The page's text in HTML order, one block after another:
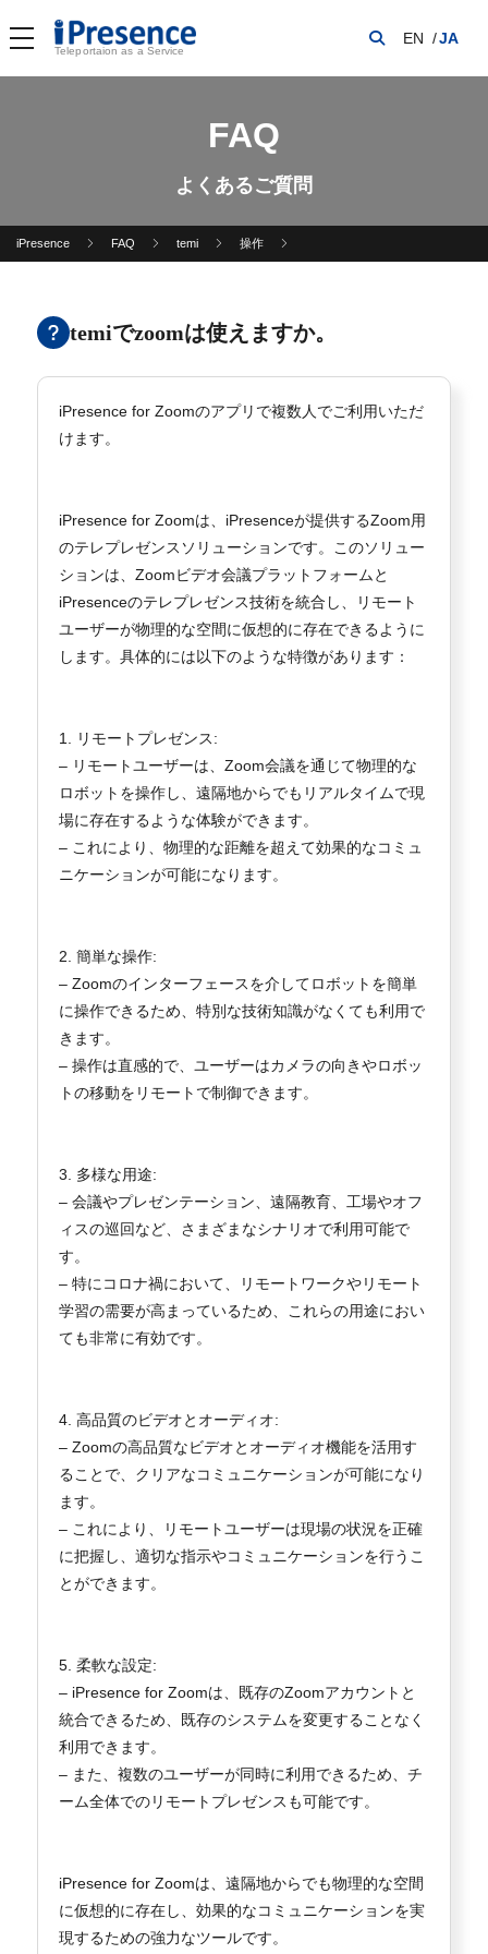
Teleportaion as a Service
EN JA
FAQ
よくあるご質問
iPresence FAQ temi 操作
temiでzoomは使えますか。
iPresence for Zoomのアプリで複数人でご利用いただ
けます。
iPresence for Zoomは、iPresenceが提供するZoom用
のテレプレゼンスソリューションです。このソリュー
ションは、Zoomビデオ会議プラットフォームと
iPresenceのテレプレゼンス技術を統合し、リモート
ユーザーが物理的な空間に仮想的に存在できるように
します。具体的には以下のような特徴があります：
1. リモートプレゼンス:
– リモートユーザーは、Zoom会議を通じて物理的な
ロボットを操作し、遠隔地からでもリアルタイムで現
場に存在するような体験ができます。
– これにより、物理的な距離を超えて効果的なコミュ
ニケーションが可能になります。
2. 簡単な操作:
– Zoomのインターフェースを介してロボットを簡単
に操作できるため、特別な技術知識がなくても利用で
きます。
– 操作は直感的で、ユーザーはカメラの向きやロボッ
トの移動をリモートで制御できます。
3. 多様な用途:
– 会議やプレゼンテーション、遠隔教育、工場やオフ
ィスの巡回など、さまざまなシナリオで利用可能で
す。
– 特にコロナ禍において、リモートワークやリモート
学習の需要が高まっているため、これらの用途におい
ても非常に有効です。
4. 高品質のビデオとオーディオ:
– Zoomの高品質なビデオとオーディオ機能を活用す
ることで、クリアなコミュニケーションが可能になり
ます。
– これにより、リモートユーザーは現場の状況を正確
に把握し、適切な指示やコミュニケーションを行うこ
とができます。
5. 柔軟な設定:
– iPresence for Zoomは、既存のZoomアカウントと
統合できるため、既存のシステムを変更することなく
利用できます。
– また、複数のユーザーが同時に利用できるため、チ
ーム全体でのリモートプレゼンスも可能です。
iPresence for Zoomは、遠隔地からでも物理的な空間
に仮想的に存在し、効果的なコミュニケーションを実
現するための強力なツールです。